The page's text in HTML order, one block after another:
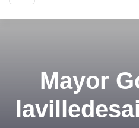
Mayor